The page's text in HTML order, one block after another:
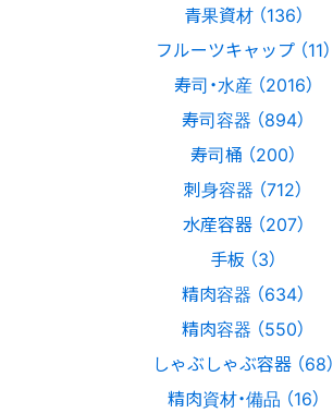
青果資材 （136）
フルーツキャップ （11）
寿司・水産 （2016）
寿司容器 （894）
寿司桶 （200）
刺身容器 （712）
水産容器 （207）
手板 （3）
精肉容器 （634）
精肉容器 （550）
しゃぶしゃぶ容器 （68）
精肉資材・備品 （16）